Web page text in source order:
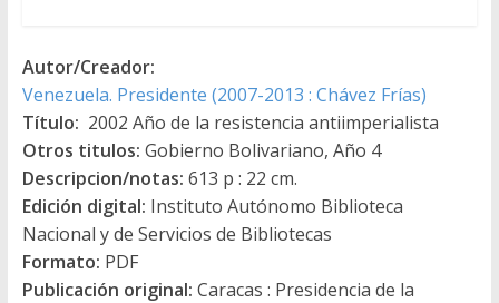
Autor/Creador:
Venezuela. Presidente (2007-2013 : Chávez Frías)
Título: 2002 Año de la resistencia antiimperialista
Otros titulos: Gobierno Bolivariano, Año 4
Descripcion/notas: 613 p : 22 cm.
Edición digital: Instituto Autónomo Biblioteca
Nacional y de Servicios de Bibliotecas
Formato: PDF
Publicación original: Caracas : Presidencia de la